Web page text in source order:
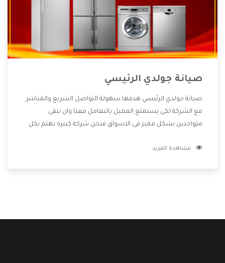
صيانة جولدي الرئيسي
صيانة جولدي الرئيسي هدفها سهولة التواصل السريع والمباشر
مع الشركة لكى يستمتع العميل بالتعامل معنا وان نبقى
متواجدين بشكل مميز فى الاسواق فنحن شركة كبيرة نهتم بكل
الشركة بها والتى تكون منها خدمة الصيانة التى تكون من أهم
مشاهدة المزيد